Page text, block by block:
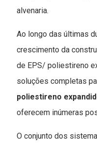
alvenaria.
Ao longo das últimas
crescimento da
de EPS/ poliestireno
soluções completas
poliestireno
oferecem inúmeras
O conjunto dos